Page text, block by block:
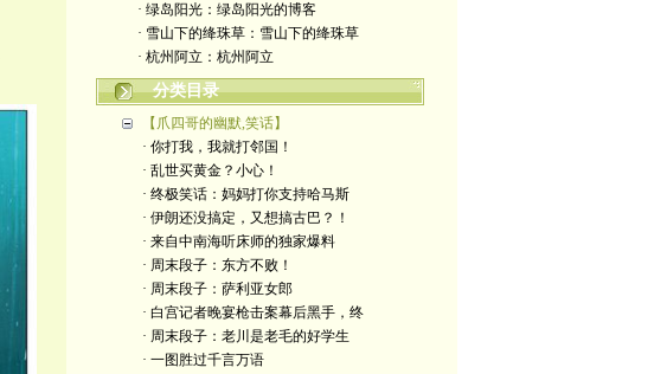
· 绿岛阳光：绿岛阳光的博客
· 雪山下的绛珠草：雪山下的绛珠草
· 杭州阿立：杭州阿立
分类目录
【爪四哥的幽默,笑话】
· 你打我，我就打邻国！
· 乱世买黄金？小心！
· 终极笑话：妈妈打你支持哈马斯
· 伊朗还没搞定，又想搞古巴？！
· 来自中南海听床师的独家爆料
· 周末段子：东方不败！
· 周末段子：萨利亚女郎
· 白宫记者晚宴枪击案幕后黑手，终
· 周末段子：老川是老毛的好学生
· 一图胜过千言万语